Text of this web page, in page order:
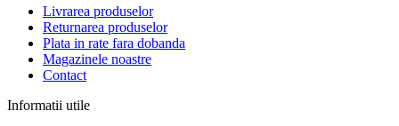
Livrarea produselor
Returnarea produselor
Plata in rate fara dobanda
Magazinele noastre
Contact
Informatii utile